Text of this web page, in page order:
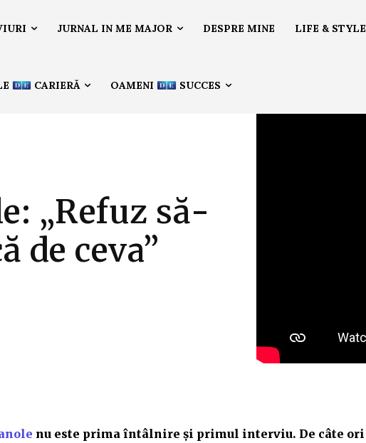
JURNAL IN ME MAJOR DESPRE MINE LIFE & STYLE
CARIERĂ OAMENI SUCCES
„Refuz să-
de ceva”
nu este prima întâlnire și primul interviu. De câte ori